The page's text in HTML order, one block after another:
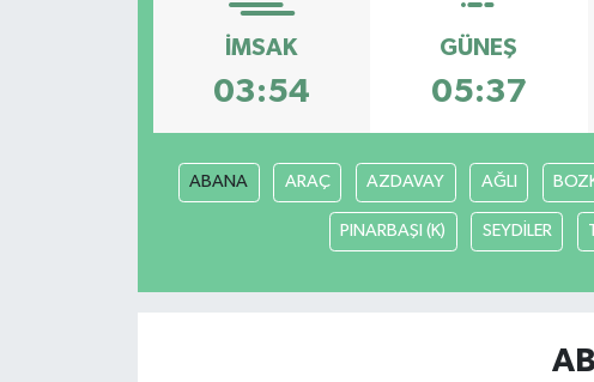
İMSAK
03:54
GÜNEŞ
05:37
ABANA ARAÇ AZDAVAY AĞLI
PINARBAŞI (K) SEYDİLER